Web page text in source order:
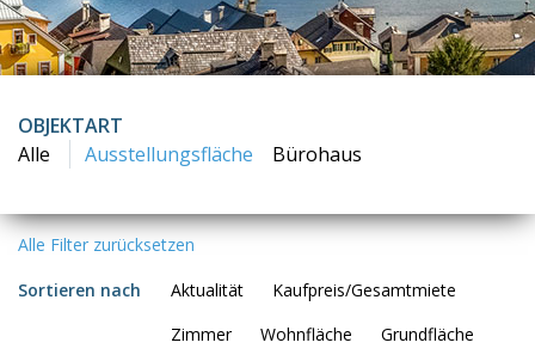
OBJEKTART
Alle
Ausstellungsfläche Bürohaus
Alle Filter zurücksetzen
Sortieren nach
Aktualität
Kaufpreis/Gesamtmiete
Zimmer
Wohnfläche
Grundfläche